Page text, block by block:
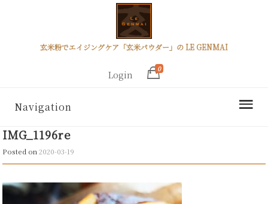
玄米粉でエイジングケア「玄米パウダー」の LE GENMAI
Login
0
Navigation
IMG_1196re
Posted on2020-03-19